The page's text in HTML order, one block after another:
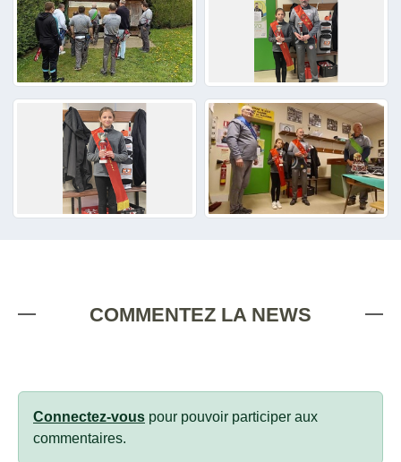
COMMENTEZ LA NEWS
Connectez-vous pour pouvoir participer aux
commentaires.